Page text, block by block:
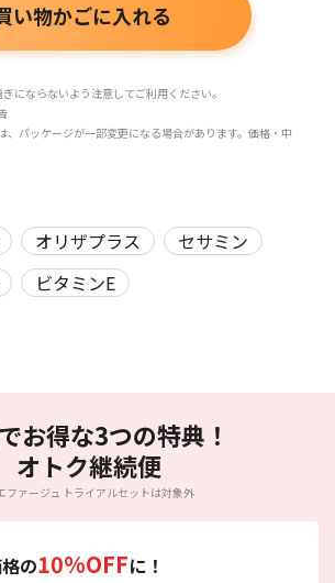
い物かごに入れる
にならないよう注意してご利用ください。
パッケージが一部変更になる場合があります。価格・中
オリザプラス
セサミン
ビタミンE
お得な3つの特典！
オトク継続便
ファージュ トライアルセットは対象外
の10%OFFに！